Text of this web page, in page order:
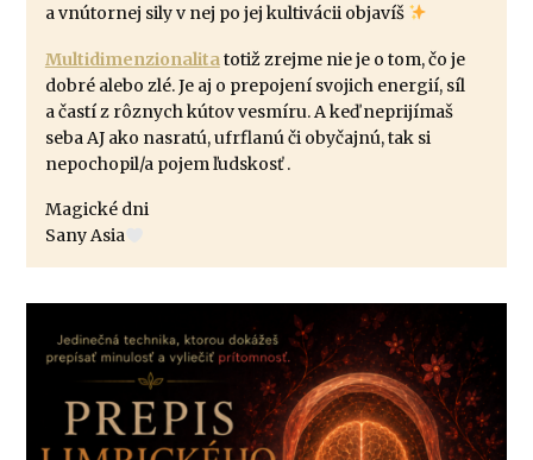
a vnútornej sily v nej po jej kultivácii objavíš
Multidimenzionalita totiž zrejme nie je o tom, čo je
dobré alebo zlé. Je aj o prepojení svojich energií, síl
a častí z rôznych kútov vesmíru. A keď neprijímaš
seba AJ ako nasratú, ufrflanú či obyčajnú, tak si
nepochopil/a pojem ľudskosť .
Magické dni
Sany Asia